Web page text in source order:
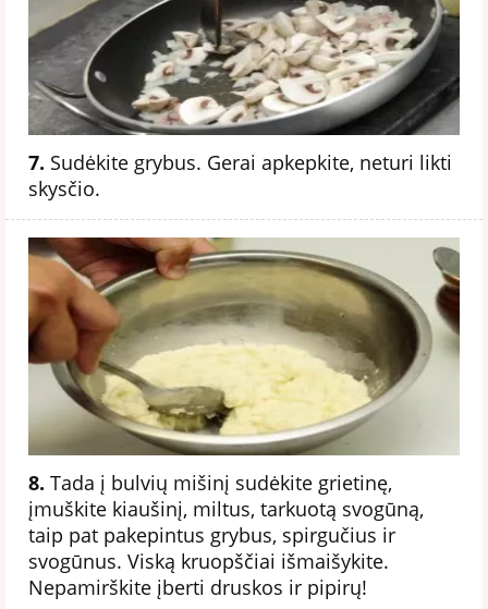
7. Sudėkite grybus. Gerai apkepkite, neturi likti
skysčio.
8. Tada į bulvių mišinį sudėkite grietinę,
įmuškite kiaušinį, miltus, tarkuotą svogūną,
taip pat pakepintus grybus, spirgučius ir
svogūnus. Viską kruopščiai išmaišykite.
Nepamirškite įberti druskos ir pipirų!